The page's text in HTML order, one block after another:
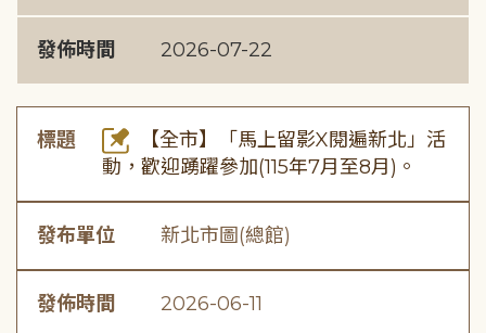
發佈時間 2026-07-22
標題
【全市】「馬上留影X閱遍新北」活
動，歡迎踴躍參加(115年7月至8月)。
發布單位 新北市圖(總館)
發佈時間 2026-06-11